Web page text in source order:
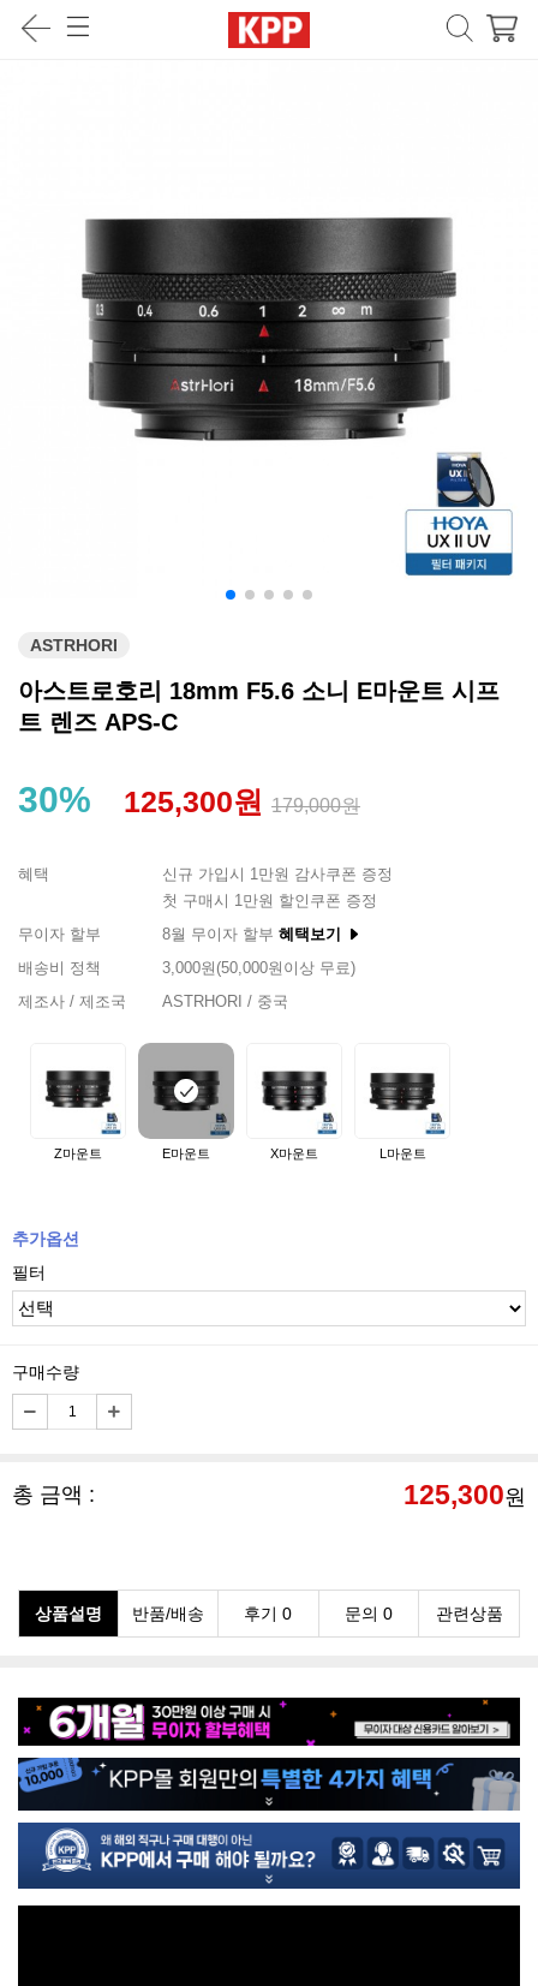
ASTRHORI
아스트로호리 18mm F5.6 소니 E마운트 시프
트 렌즈 APS-C
30% 125,300원 179,000원
혜택
신규 가입시 1만원 감사쿠폰 증정
첫 구매시 1만원 할인쿠폰 증정
무이자 할부
8월 무이자 할부 혜택보기
배송비 정책
3,000원(50,000원이상 무료)
제조사 / 제조국
ASTRHORI / 중국
Z마운트 E마운트 X마운트 L마운트
추가옵션
필터
구매수량
총 금액 : 125,300원
상품설명 반품/배송 후기 0 문의 0 관련상품